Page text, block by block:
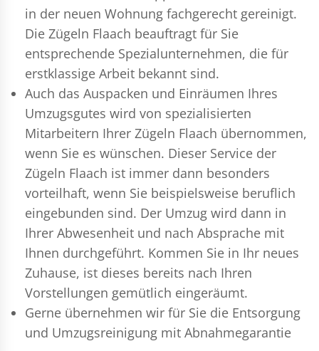
in der neuen Wohnung fachgerecht gereinigt.
Die Zügeln Flaach beauftragt für Sie
entsprechende Spezialunternehmen, die für
erstklassige Arbeit bekannt sind.
Auch das Auspacken und Einräumen Ihres
Umzugsgutes wird von spezialisierten
Mitarbeitern Ihrer Zügeln Flaach übernommen,
wenn Sie es wünschen. Dieser Service der
Zügeln Flaach ist immer dann besonders
vorteilhaft, wenn Sie beispielsweise beruflich
eingebunden sind. Der Umzug wird dann in
Ihrer Abwesenheit und nach Absprache mit
Ihnen durchgeführt. Kommen Sie in Ihr neues
Zuhause, ist dieses bereits nach Ihren
Vorstellungen gemütlich eingeräumt.
Gerne übernehmen wir für Sie die Entsorgung
und Umzugsreinigung mit Abnahmegarantie